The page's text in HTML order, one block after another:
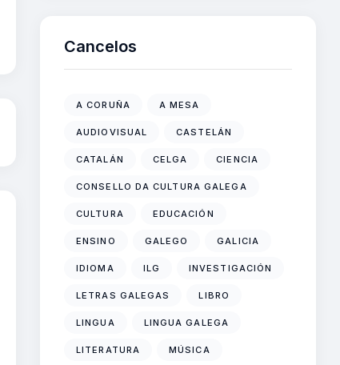
Cancelos
A CORUÑA A MESA
AUDIOVISUAL CASTELÁN
CATALÁN CELGA CIENCIA
CONSELLO DA CULTURA GALEGA
CULTURA EDUCACIÓN
ENSINO GALEGO GALICIA
IDIOMA ILG INVESTIGACIÓN
LETRAS GALEGAS LIBRO
LINGUA LINGUA GALEGA
LITERATURA MÚSICA